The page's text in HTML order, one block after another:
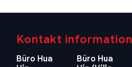
Kontakt
Büro Hua
Büro Hua